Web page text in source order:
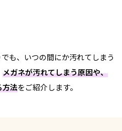
も、いつの間にか汚れてしまう
メガネが汚れてしまう原因や、
方法をご紹介します。